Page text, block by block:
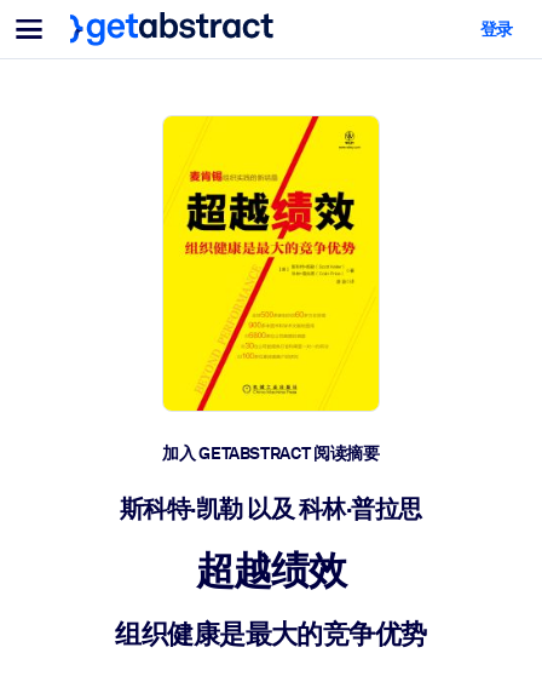
菜单
面向团队与管理者
为您的员工配备关键的人工智能技能。
帮助您的管理者为未来的工作时代做好准备。
让团队更轻松地共同学习、解决实际问题并更快采取行动。
培养您的员工应对未来挑战所需的技能。
将简短且经过验证的知识引入您的 LMS/LXP，以获得更强的学习效
面向人工智能系统
登录
加入 GETABSTRACT 阅读摘要
斯科特·凯勒 以及 科林·普拉思
超越绩效
组织健康是最大的竞争优势